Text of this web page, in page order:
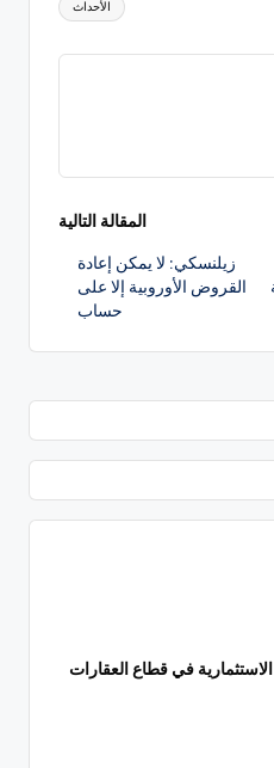
الأحداث
المقالة التالية
زيلنسكي: لا يمكن إعادة
القروض الأوروبية إلا على
حساب
في قطاع العقارات